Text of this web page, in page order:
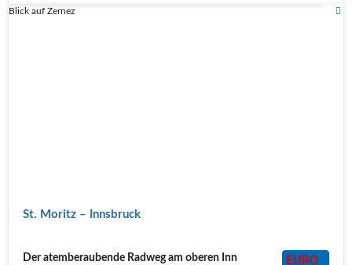
Blick auf Zernez
St. Moritz – Innsbruck
Der atemberaubende Radweg am oberen Inn